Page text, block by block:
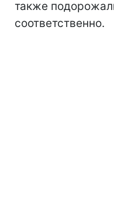
также
соответственно.